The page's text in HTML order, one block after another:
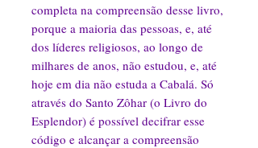
completa na compreensão desse livro,
porque a maioria das pessoas, e, até
dos líderes religiosos, ao longo de
milhares de anos, não estudou, e, até
hoje em dia não estuda a Cabalá. Só
através do Santo Zôhar (o Livro do
Esplendor) é possível decifrar esse
código e alcançar a compreensão